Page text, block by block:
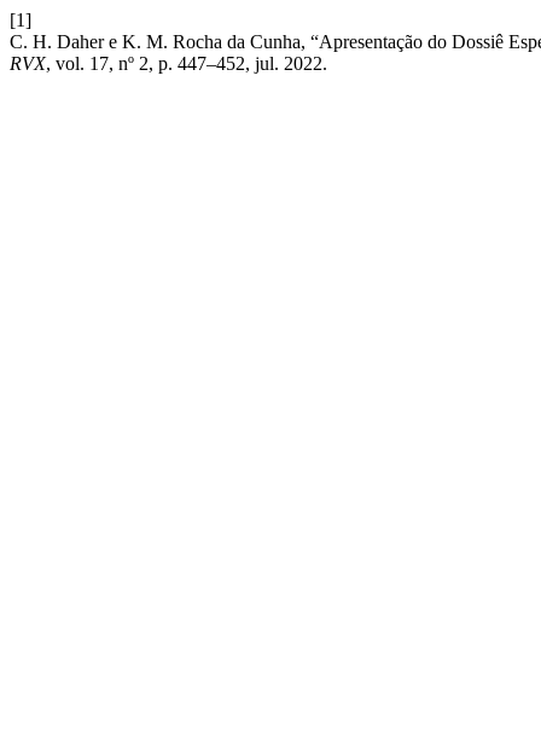
[1]
C. H. Daher e K. M. Rocha da Cunha, “Apresentação do Dossiê
RVX, vol. 17, nº 2, p. 447–452, jul. 2022.